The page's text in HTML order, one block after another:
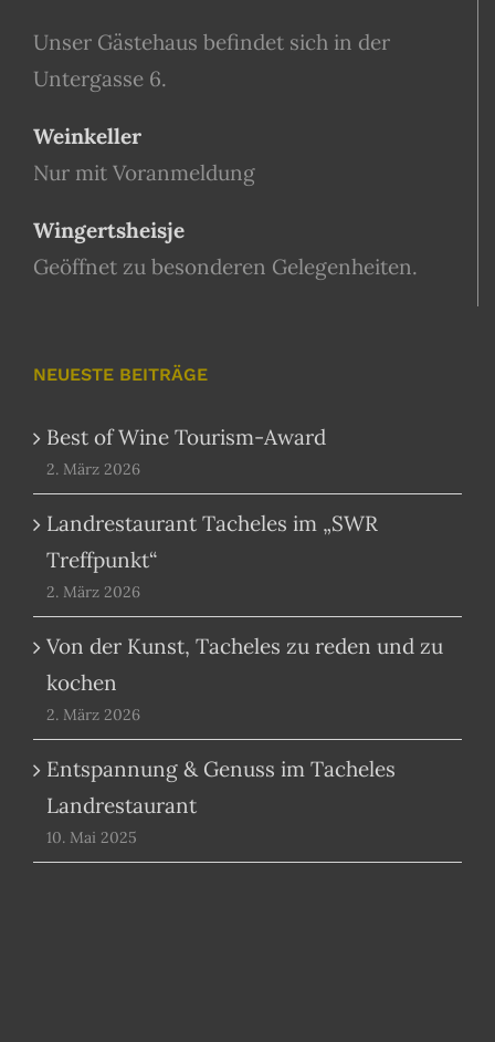
Unser Gästehaus befindet sich in der
Untergasse 6.
Weinkeller
Nur mit Voranmeldung
Wingertsheisje
Geöffnet zu besonderen Gelegenheiten.
NEUESTE BEITRÄGE
Best of Wine Tourism-Award
2. März 2026
Landrestaurant Tacheles im „SWR
Treffpunkt“
2. März 2026
Von der Kunst, Tacheles zu reden und zu
kochen
2. März 2026
Entspannung & Genuss im Tacheles
Landrestaurant
10. Mai 2025